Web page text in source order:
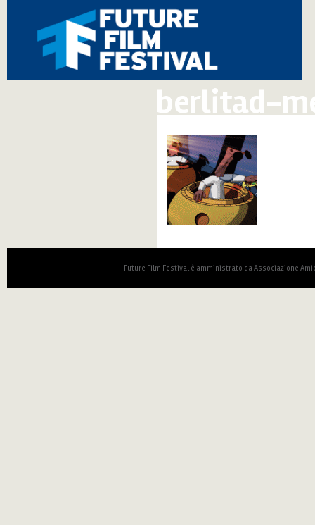
berlitad-
Future Film Festival è amministrato da Associazione